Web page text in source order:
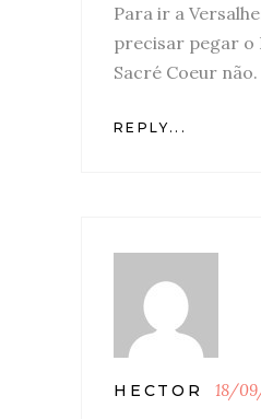
Para ir a
precisar pegar o
Sacré Coeur não.
REPLY...
HECTOR 18/